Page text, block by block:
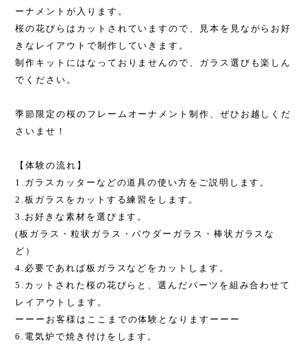
ーナメントが入ります。
桜の花びらはカットされていますので、見本を見ながらお好
きなレイアウトで制作していきます。
制作キットにはなっておりませんので、ガラス選びも楽しん
でください。
季節限定の桜のフレームオーナメント制作、ぜひお越しくだ
さいませ！
【体験の流れ】
1. ガラスカッターなどの道具の使い方をご説明します。
2.板ガラスをカットする練習をします。
3. お好きな素材を選びます。
(板ガラス・粒状ガラス・パウダーガラス・棒状ガラスな
ど）
4. 必要であれば板ガラスなどをカットします。
5. カットされた桜の花びらと、選んだパーツを組み合わせて
レイアウトします。
ーーーお客様はここまでの体験となりますーーー
6. 電気炉で焼き付けをします。